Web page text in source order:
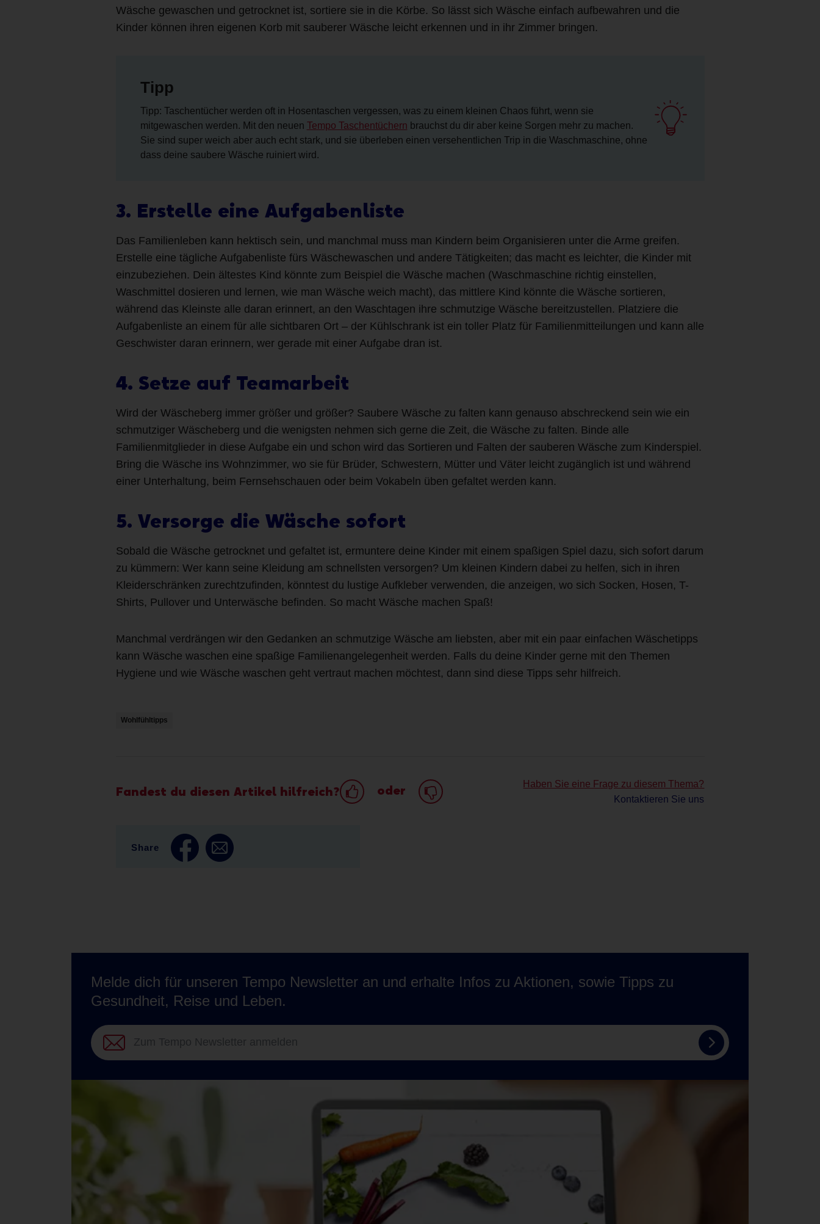
Wäsche gewaschen und getrocknet ist, sortiere sie in die Körbe. So lässt sich Wäsche einfach aufbewahren und die
Kinder können ihren eigenen Korb mit sauberer Wäsche leicht erkennen und in ihr Zimmer bringen.
Tipp
Tipp: Taschentücher werden oft in Hosentaschen vergessen, was zu einem kleinen Chaos führt, wenn sie
mitgewaschen werden. Mit den neuen Tempo Taschentüchern brauchst du dir aber keine Sorgen mehr zu machen.
Sie sind super weich aber auch echt stark, und sie überleben einen versehentlichen Trip in die Waschmaschine, ohne
dass deine saubere Wäsche ruiniert wird.
3. Erstelle eine Aufgabenliste
Das Familienleben kann hektisch sein, und manchmal muss man Kindern beim Organisieren unter die Arme greifen.
Erstelle eine tägliche Aufgabenliste fürs Wäschewaschen und andere Tätigkeiten; das macht es leichter, die Kinder mit
einzubeziehen. Dein ältestes Kind könnte zum Beispiel die Wäsche machen (Waschmaschine richtig einstellen,
Waschmittel dosieren und lernen, wie man Wäsche weich macht), das mittlere Kind könnte die Wäsche sortieren,
während das Kleinste alle daran erinnert, an den Waschtagen ihre schmutzige Wäsche bereitzustellen. Platziere die
Aufgabenliste an einem für alle sichtbaren Ort – der Kühlschrank ist ein toller Platz für Familienmitteilungen und kann alle
Geschwister daran erinnern, wer gerade mit einer Aufgabe dran ist.
4. Setze auf Teamarbeit
Wird der Wäscheberg immer größer und größer? Saubere Wäsche zu falten kann genauso abschreckend sein wie ein
schmutziger Wäscheberg und die wenigsten nehmen sich gerne die Zeit, die Wäsche zu falten. Binde alle
Familienmitglieder in diese Aufgabe ein und schon wird das Sortieren und Falten der sauberen Wäsche zum Kinderspiel.
Bring die Wäsche ins Wohnzimmer, wo sie für Brüder, Schwestern, Mütter und Väter leicht zugänglich ist und während
einer Unterhaltung, beim Fernsehschauen oder beim Vokabeln üben gefaltet werden kann.
5. Versorge die Wäsche sofort
Sobald die Wäsche getrocknet und gefaltet ist, ermuntere deine Kinder mit einem spaßigen Spiel dazu, sich sofort darum
zu kümmern: Wer kann seine Kleidung am schnellsten versorgen? Um kleinen Kindern dabei zu helfen, sich in ihren
Kleiderschränken zurechtzufinden, könntest du lustige Aufkleber verwenden, die anzeigen, wo sich Socken, Hosen, T-
Shirts, Pullover und Unterwäsche befinden. So macht Wäsche machen Spaß!
Manchmal verdrängen wir den Gedanken an schmutzige Wäsche am liebsten, aber mit ein paar einfachen Wäschetipps
kann Wäsche waschen eine spaßige Familienangelegenheit werden. Falls du deine Kinder gerne mit den Themen
Hygiene und wie Wäsche waschen geht vertraut machen möchtest, dann sind diese Tipps sehr hilfreich.
Wohlfühltipps
Fandest du diesen Artikel hilfreich? oder
Haben Sie eine Frage zu diesem Thema?
Kontaktieren Sie uns
Share
Melde dich für unseren Tempo Newsletter an und erhalte Infos zu Aktionen, sowie Tipps zu
Gesundheit, Reise und Leben.
Zum
Tempo